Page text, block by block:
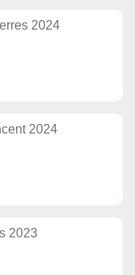
2024
2024
2023